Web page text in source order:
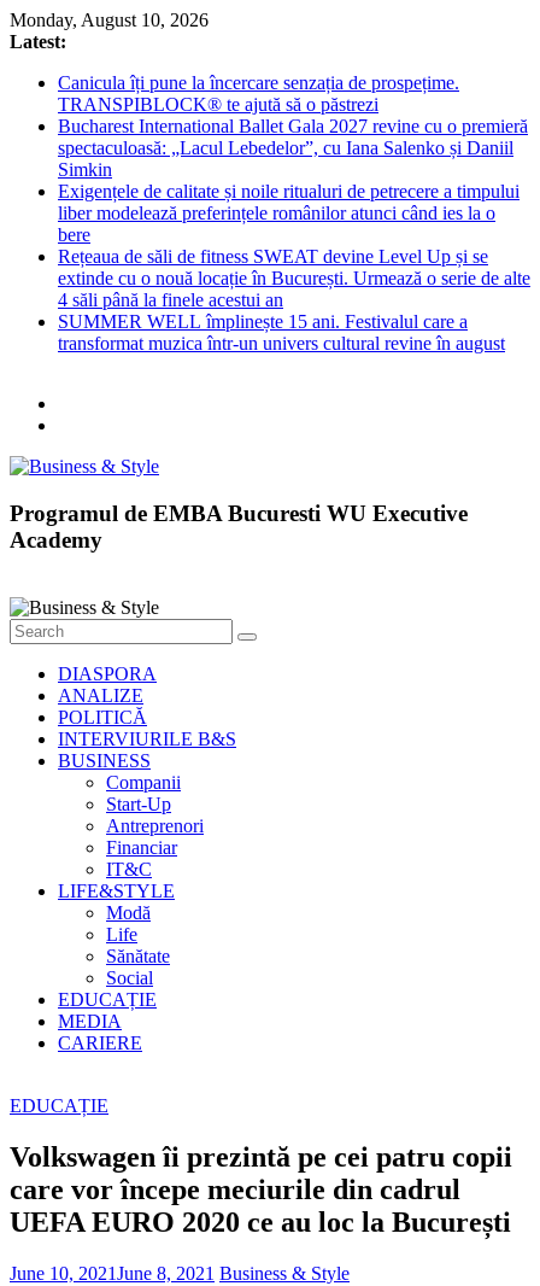
Skip
to
Monday, August 10, 2026
Latest:
Canicula îți pune la încercare senzația de prospețime.
TRANSPIBLOCK® te ajută să o păstrezi
Bucharest International Ballet Gala 2027 revine cu o premieră
spectaculoasă: „Lacul Lebedelor”, cu Iana Salenko și Daniil
Simkin
Exigențele de calitate și noile ritualuri de petrecere a timpului
liber modelează preferințele românilor atunci când ies la o
bere
Rețeaua de săli de fitness SWEAT devine Level Up și se
extinde cu o nouă locație în București. Urmează o serie de alte
4 săli până la finele acestui an
SUMMER WELL împlinește 15 ani. Festivalul care a
transformat muzica într-un univers cultural revine în august
Business
&
Știri
cu
Programul de EMBA Bucuresti WU Executive
Academy
DIASPORA
ANALIZE
POLITICĂ
INTERVIURILE B&S
BUSINESS
Companii
Start-Up
Antreprenori
Financiar
IT&C
LIFE&STYLE
Modă
Life
Sănătate
Social
EDUCAȚIE
MEDIA
CARIERE
EDUCAȚIE
Volkswagen îi prezintă pe cei patru copii
care vor începe meciurile din cadrul
UEFA EURO 2020 ce au loc la București
June 10, 2021June 8, 2021 Business & Style